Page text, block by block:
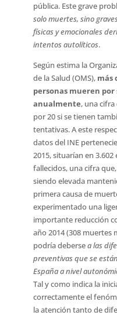
pública. Este grave
solo muertes, sino
físicas y emocionales
intentos autolíticos.
Según estima la
de la Salud (OMS), más
personas mueren por
anualmente, una
por 20 si se tienen
tentativas. A este
datos del INE
2015, situarían en
fallecidos, una cifra
siendo elevada
primera causa de
experimentado una
importante reducción
año 2014 (308 muertes
podría debersea las
preventivas que se
España a nivel
Tal y como indica la
correctamente el
la atención tanto de